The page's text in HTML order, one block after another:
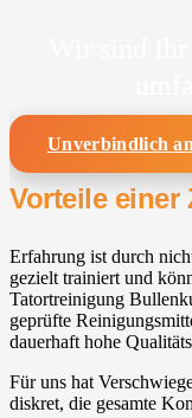
Unverbindlich
Vorteile einer
Erfahrung ist durch
gezielt trainiert und
Tatortreinigung
geprüfte
dauerhaft hohe
Für uns hat
diskret, die gesamte